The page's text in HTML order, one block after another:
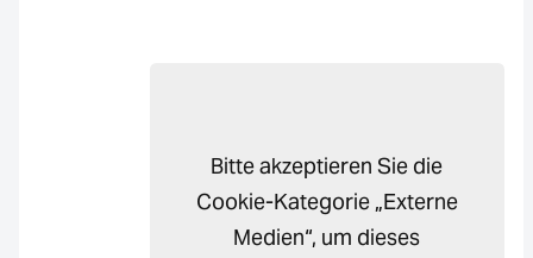
Bitte akzeptieren Sie die
Cookie-Kategorie „Externe
Medien“, um dieses